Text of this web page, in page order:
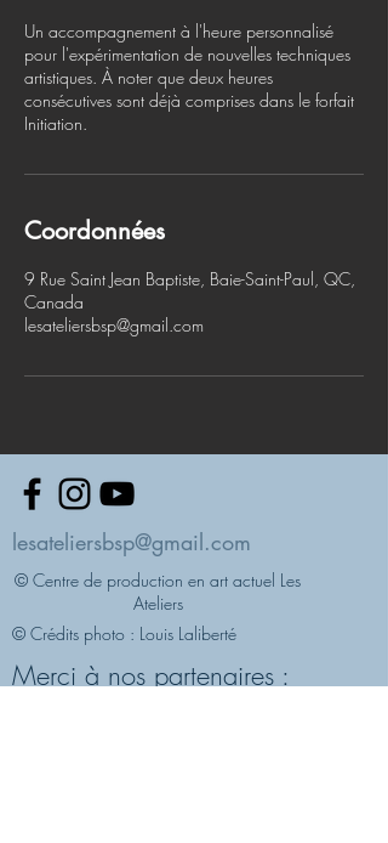
Un accompagnement à l'heure personnalisé
pour l'expérimentation de nouvelles techniques
artistiques. À noter que deux heures
consécutives sont déjà comprises dans le forfait
Initiation.
Coordonnées
9 Rue Saint Jean Baptiste, Baie-Saint-Paul, QC,
Canada
lesateliersbsp@gmail.com
lesateliersbsp@gmail.com
© Centre de production en art actuel Les
Ateliers
© Crédits photo : Louis Laliberté
Merci à nos partenaires :